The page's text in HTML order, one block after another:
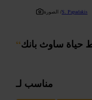
الصورة /S. Papadakis
“حياة ساوث بانك
مناسب لـ